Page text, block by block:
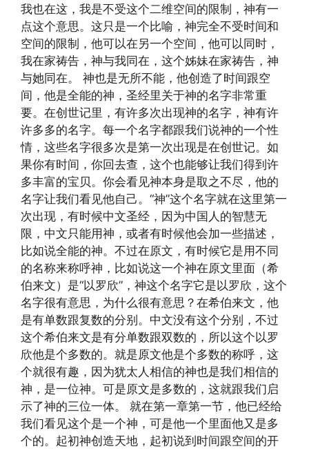
我也在这，我是不受这个二维空间的限制，神有一
点这个意思。这只是一个比喻，神完全不受时间和
空间的限制，他可以在另一个空间，他可以同时，
我在家祷告，神与我同在，这个姊妹在家祷告，神
与她同在。 神也是无所不能，他创造了时间跟空
间，他是全能的神，圣经里关于神的名字非常重
要。在创世记里，有许多次出现神的名字，神有许
许多多的名字。每一个名字都跟我们说神的一个性
情，这些名字很多次是第一次出现是在创世记。如
果你有时间，你回去查，这个也能够让我们得到许
多丰富的宝贝。你会看见神本身是取之不尽，他的
名字让我们看见他自己。“神”这个名字就在这里第一
次出现，有时候中文圣经，因为中国人的智慧无
限，中文只能用神，或者有时候他会加一些描述，
比如说全能的神。不过在原文，有时候它是用不同
的名称来称呼神，比如说这一个神在原文里面（希
伯来文）是“以罗欣”，神这个名字它是以罗欣，这个
名字很有意思，为什么很有意思？在希伯来文，他
是有单数跟复数的分别。中文没有这个分别，不过
这个希伯来文是有分单数跟双数的，所以这个以罗
欣他是个多数的。就是原文他是个多数的称呼，这
个就很有趣，因为犹太人相信的神也是我们相信的
神，是一位神。可是原文是多数的，这就跟我们启
示了神的三位一体。 就在第一章第一节，他已经给
我们看见这个是一个神，可是他一个里面他又是多
个的。起初神创造天地，起初说到时间跟空间的开